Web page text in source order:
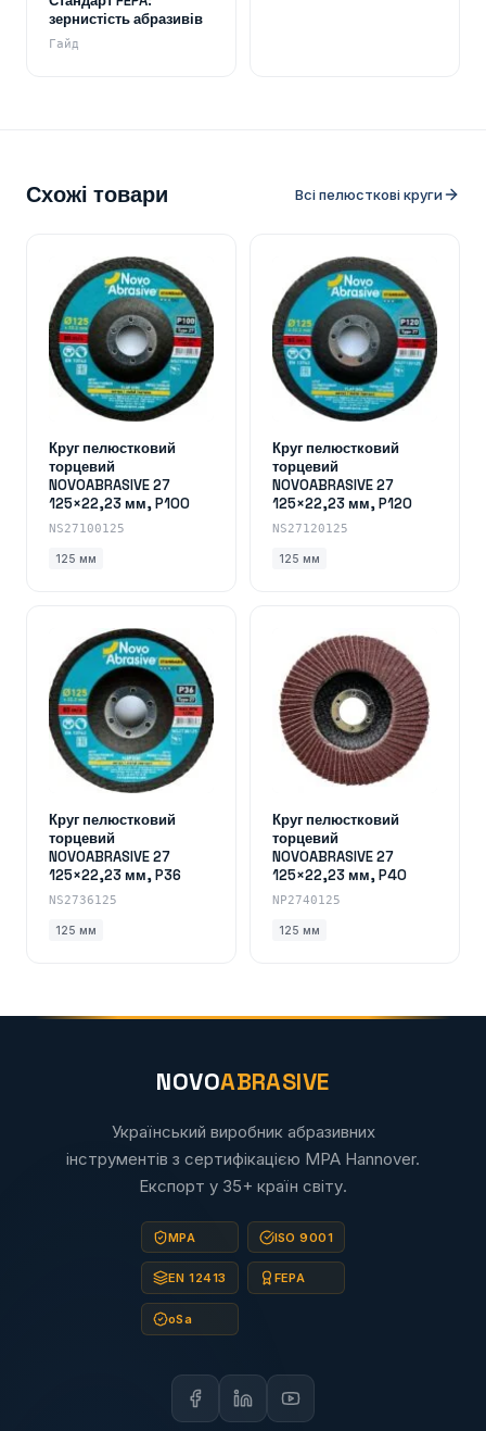
зернистість абразивів
Гайд
Схожі товари Всі пелюсткові круги
Круг пелюстковий
торцевий
NOVOABRASIVE 27
125×22,23 мм, P100
NS27100125
125 мм
Круг пелюстковий
торцевий
NOVOABRASIVE 27
125×22,23 мм, P120
NS27120125
125 мм
Круг пелюстковий
торцевий
NOVOABRASIVE 27
125×22,23 мм, P36
NS2736125
125 мм
Круг пелюстковий
торцевий
NOVOABRASIVE 27
125×22,23 мм, P40
NP2740125
125 мм
NOVOABRASIVE
Український виробник абразивних
інструментів з сертифікацією MPA Hannover.
Експорт у 35+ країн світу.
MPA ISO 9001
EN 12413 FEPA
oSa